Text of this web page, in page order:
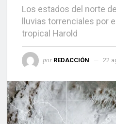
Los estados del norte
lluvias torrenciales por
tropical Harold
por REDACCIÓN 22